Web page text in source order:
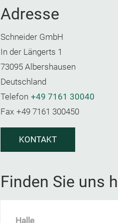
Adresse
Schneider GmbH
In der Längerts 1
73095 Albershausen
Deutschland
Telefon +49 7161 30040
Fax +49 7161 300450
KONTAKT
Finden Sie uns
Halle